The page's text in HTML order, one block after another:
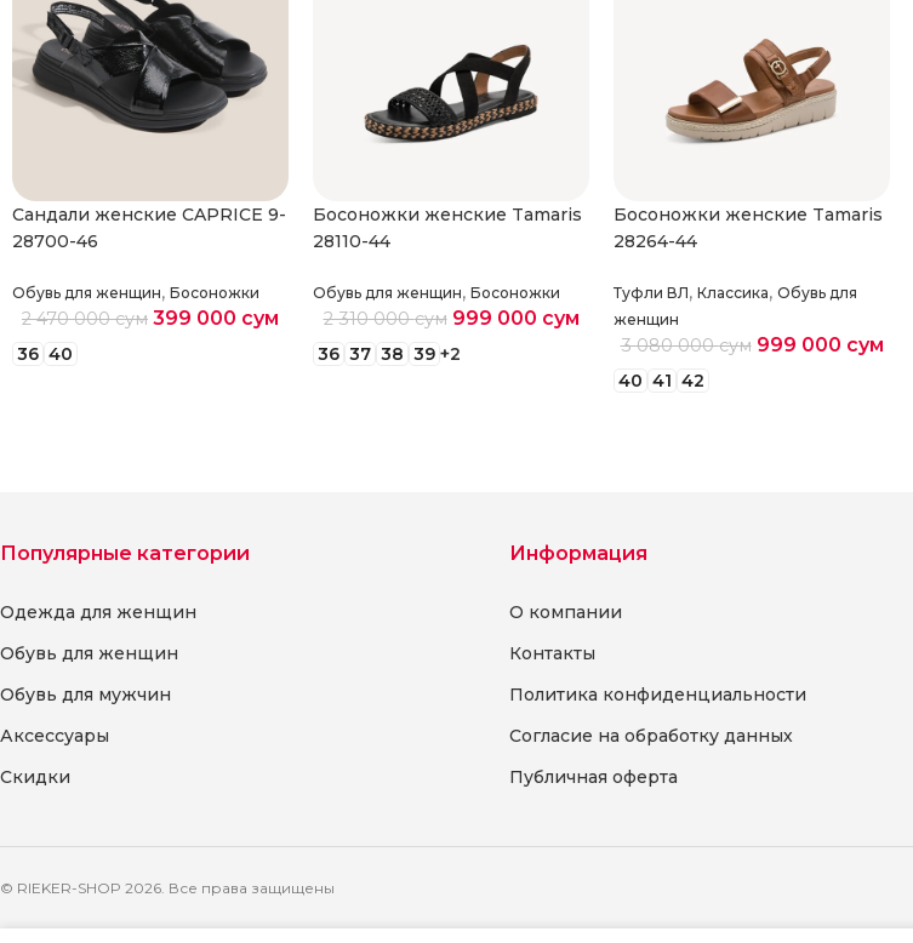
Cандали женские CAPRICE 9-
28700-46
Обувь для женщин, Босоножки
2 470 000сум 399 000 сум
36 40
Босоножки женские Tamaris
28110-44
Обувь для женщин, Босоножки
2 310 000сум 999 000 сум
36 37 38 39 +2
Босоножки женские Tamaris
28264-44
Туфли ВЛ, Классика, Обувь для
женщин
3 080 000сум 999 000 сум
40 41 42
Популярные категории
Одежда для женщин
Обувь для женщин
Обувь для мужчин
Аксессуары
Скидки
Информация
О компании
Контакты
Политика конфиденциальности
Согласие на обработку данных
Публичная оферта
© RIEKER-SHOP 2026. Все права защищены